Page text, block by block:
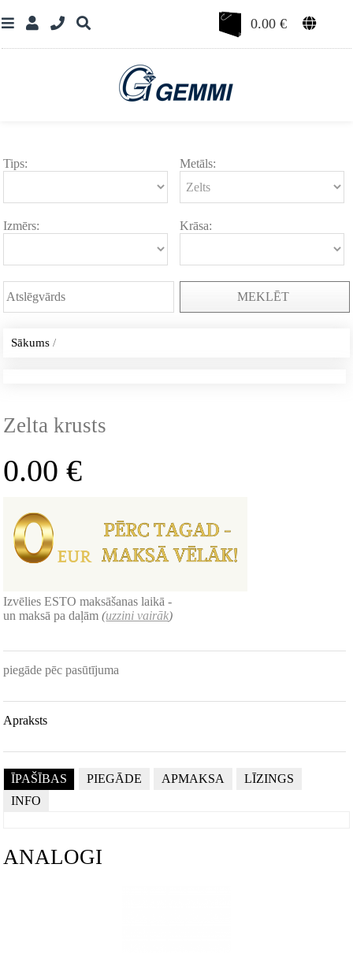
0.00€
Tips: Metāls:
Izmērs: Krāsa:
MEKLĒT
Sākums /
Zelta krusts
0.00€
Izvēlies ESTO maksāšanas laikā -
un maksā pa daļām(uzzini vairāk)
piegāde pēc pasūtījuma
Apraksts
ĪPAŠĪBAS PIEGĀDE APMAKSA
LĪZINGS
INFO
ANALOGI